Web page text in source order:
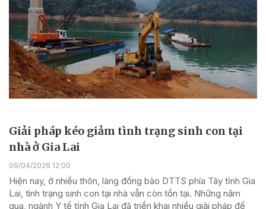
Giải pháp kéo giảm tình trạng sinh con tại
nhà ở Gia Lai
09/04/2026 12:00
Hiện nay, ở nhiều thôn, làng đồng bào DTTS phía Tây tỉnh Gia
Lai, tình trạng sinh con tại nhà vẫn còn tồn tại. Những năm
qua, ngành Y tế tỉnh Gia Lai đã triển khai nhiều giải pháp để